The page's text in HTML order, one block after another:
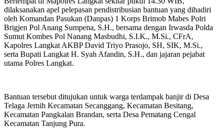
dilaksanakan apel pelepasan pendistribusian bantuan yang dihadiri
oleh Komandan Pasukan (Danpas) 1 Korps Brimob Mabes Polri
Brigjen Pol Anang Sumpena, S.H., bersama dengan Irwasda Polda
Sumut Kombes Pol Nanang Masbudhi, S.I.K., M.Si., CFrA,
Kapolres Langkat AKBP David Triyo Prasojo, SH, SIK, M.Si.,
serta Bupati Langkat H. Syah Afandin, S.H., dan jajaran pejabat
utama Polres Langkat.
Bantuan tersebut ditujukan untuk warga terdampak banjir di Desa
Telaga Jernih Kecamatan Secanggang, Kecamatan Besitang,
Kecamatan Pangkalan Brandan, serta Desa Pematang Cengal
Kecamatan Tanjung Pura.